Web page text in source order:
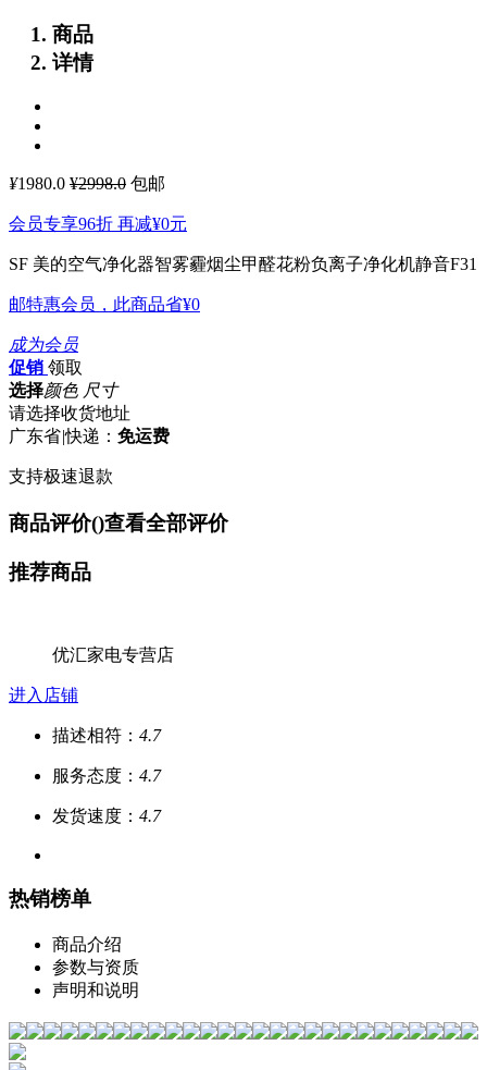
商品
详情
¥1980.0 ¥2998.0 包邮
会员专享96折 再减¥0元
SF 美的空气净化器智雾霾烟尘甲醛花粉负离子净化机静音F31
邮特惠会员，此商品省¥0
成为会员
促销 领取
选择颜色 尺寸
请选择收货地址
广东省|快递： 免运费
支持极速退款
商品评价()查看全部评价
推荐商品
优汇家电专营店
进入店铺
描述相符： 4.7
服务态度： 4.7
发货速度： 4.7
热销榜单
商品介绍
参数与资质
声明和说明